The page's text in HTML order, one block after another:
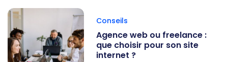
Conseils
Agence web ou freelance :
que choisir pour son site
internet ?